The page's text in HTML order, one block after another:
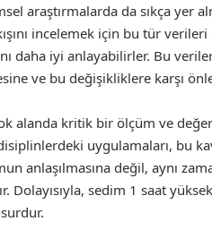
araştırmalarda da sıkça yer
incelemek için bu tür
daha iyi anlayabilirler. Bu
ve bu değişikliklere karşı
alanda kritik bir ölçüm ve
uygulamaları, bu
anlaşılmasına değil, aynı
Dolayısıyla, sedim 1 saat